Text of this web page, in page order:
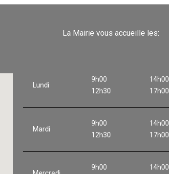
La Mairie vous accueille les:
Lundi
9h00
12h30
14h00
17h00
Mardi
9h00
12h30
14h00
17h00
9h00
14h00